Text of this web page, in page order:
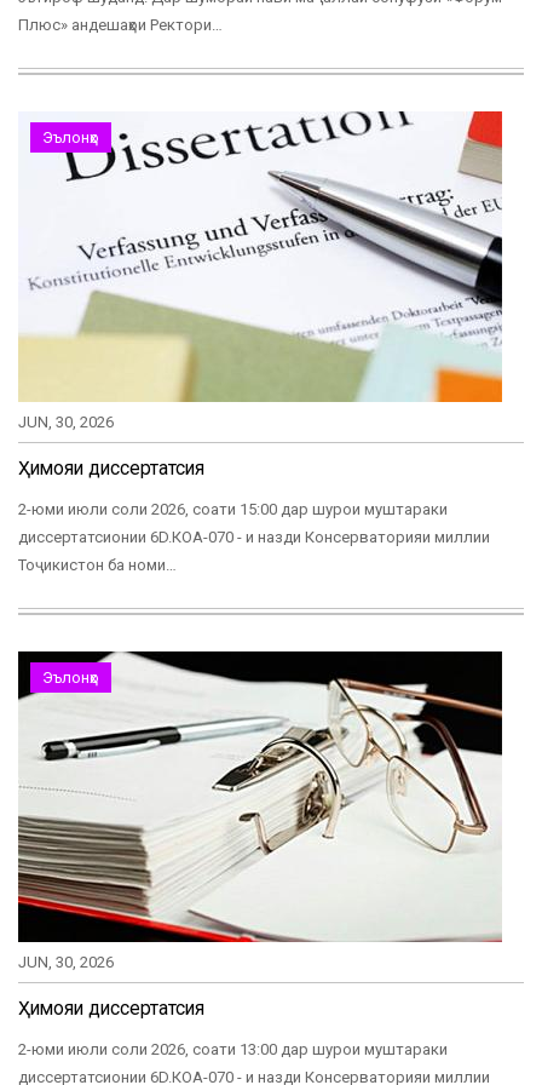
Плюс» андешаҳои Ректори…
Эълонҳо
JUN, 30, 2026
Ҳимояи диссертатсия
2-юми июли соли 2026, соати 15:00 дар шурои муштараки
диссертатсионии 6D.КОА-070 - и назди Консерваторияи миллии
Тоҷикистон ба номи…
Эълонҳо
JUN, 30, 2026
Ҳимояи диссертатсия
2-юми июли соли 2026, соати 13:00 дар шурои муштараки
диссертатсионии 6D.КОА-070 - и назди Консерваторияи миллии